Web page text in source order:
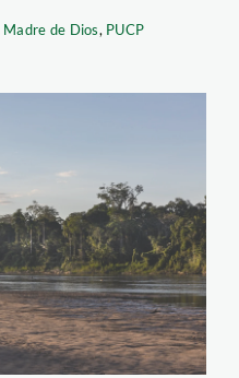
Madre de Dios, PUCP
Foto
SPDA